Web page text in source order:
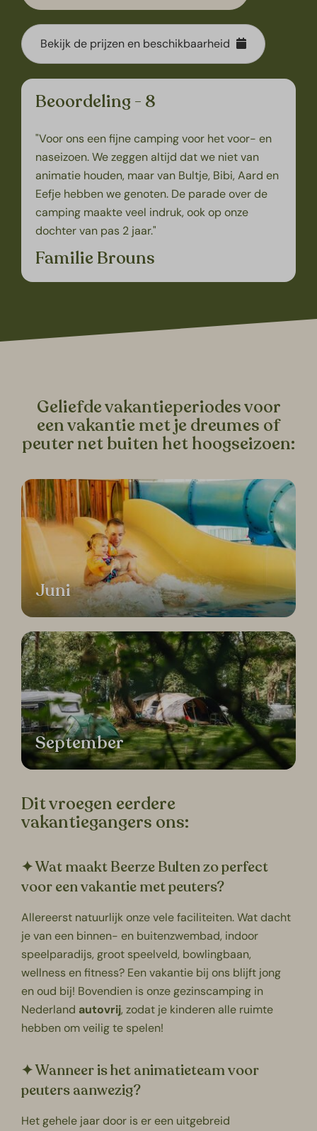
Bekijk de prijzen en beschikbaarheid
Beoordeling - 8
"Voor ons een fijne camping voor het voor- en
naseizoen. We zeggen altijd dat we niet van
animatie houden, maar van Bultje, Bibi, Aard en
Eefje hebben we genoten. De parade over de
camping maakte veel indruk, ook op onze
dochter van pas 2 jaar."
Familie Brouns
Geliefde vakantieperiodes voor
een vakantie met je dreumes of
peuter net buiten het hoogseizoen:
Juni
September
Dit vroegen eerdere
vakantiegangers ons:
✦ Wat maakt Beerze Bulten zo perfect
voor een vakantie met peuters?
Allereerst natuurlijk onze vele faciliteiten. Wat dacht
je van een binnen- en buitenzwembad, indoor
speelparadijs, groot speelveld, bowlingbaan,
wellness en fitness? Een vakantie bij ons blijft jong
en oud bij! Bovendien is onze gezinscamping in
Nederland autovrij, zodat je kinderen alle ruimte
hebben om veilig te spelen!
✦ Wanneer is het animatieteam voor
peuters aanwezig?
Het gehele jaar door is er een uitgebreid